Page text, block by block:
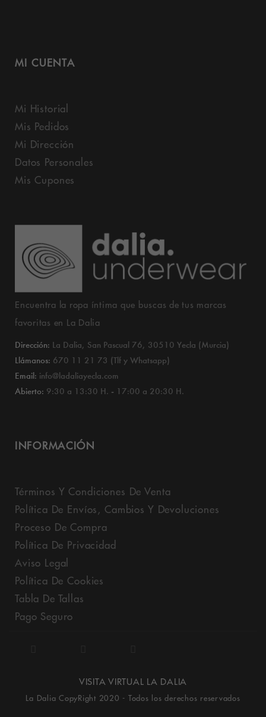
MI CUENTA
Mi Historial
Mis Pedidos
Mi Dirección
Datos Personales
Mis Cupones
Encuentra la ropa íntima que buscas de tus marcas
favoritas en La Dalia
Dirección: La Dalia, San Pascual 76, 30510 Yecla (Murcia)
Llámanos: 670 11 21 73 (Tlf y Whatsapp)
Email: info@ladaliayecla.com
Abierto: 9:30 a 13:30 H. - 17:00 a 20:30 H.
INFORMACIÓN
Términos Y Condiciones De Venta
Política De Envíos, Cambios Y Devoluciones
Proceso De Compra
Política De Privacidad
Aviso Legal
Política De Cookies
Tabla De Tallas
Pago Seguro
VISITA VIRTUAL LA DALIA
La Dalia CopyRight 2020 - Todos los derechos reservados